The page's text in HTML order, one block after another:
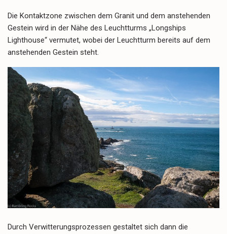
Die Kontaktzone zwischen dem Granit und dem anstehenden
Gestein wird in der Nähe des Leuchtturms „Longships
Lighthouse“ vermutet, wobei der Leuchtturm bereits auf dem
anstehenden Gestein steht.
Durch Verwitterungsprozessen gestaltet sich dann die